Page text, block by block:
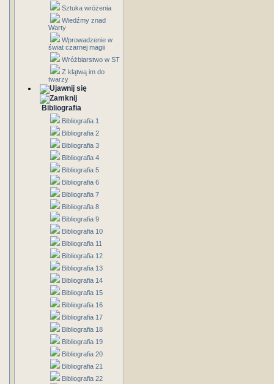
Sztuka wróżenia
Wiedźmy znad
Warty
Wprowadzenie w
świat czarnej magii
Wróżbiarstwo w ST
Z klątwą im do
twarzy
Bibliografia
Bibliografia 1
Bibliografia 2
Bibliografia 3
Bibliografia 4
Bibliografia 5
Bibliografia 6
Bibliografia 7
Bibliografia 8
Bibliografia 9
Bibliografia 10
Bibliografia 11
Bibliografia 12
Bibliografia 13
Bibliografia 14
Bibliografia 15
Bibliografia 16
Bibliografia 17
Bibliografia 18
Bibliografia 19
Bibliografia 20
Bibliografia 21
Bibliografia 22